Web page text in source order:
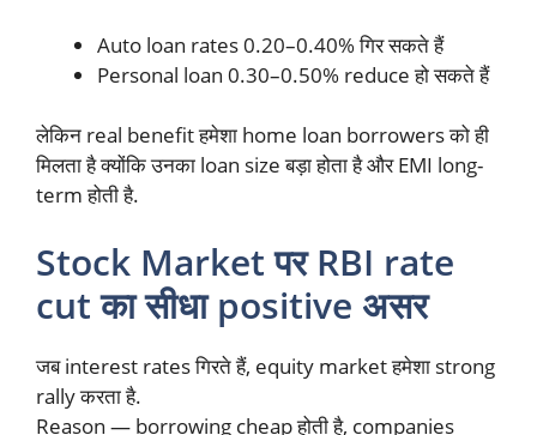
Auto loan rates 0.20–0.40% गिर सकते हैं
Personal loan 0.30–0.50% reduce हो सकते हैं
लेकिन real benefit हमेशा home loan borrowers को ही
मिलता है क्योंकि उनका loan size बड़ा होता है और EMI long-
term होती है.
Stock Market पर RBI rate
cut का सीधा positive असर
जब interest rates गिरते हैं, equity market हमेशा strong
rally करता है.
Reason — borrowing cheap होती है, companies